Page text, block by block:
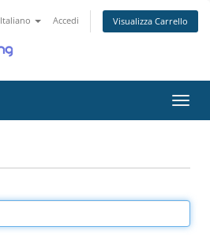
Italiano Accedi Visualizza Carrello
Attiva